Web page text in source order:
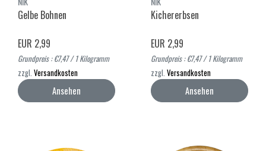
Gelbe Bohnen
EUR 2,99
Grundpreis : €7,47 / 1 Kilogramm
zzgl. Versandkosten
Ansehen
Kichererbsen
EUR 2,99
Grundpreis : €7,47 / 1 Kilogramm
zzgl. Versandkosten
Ansehen